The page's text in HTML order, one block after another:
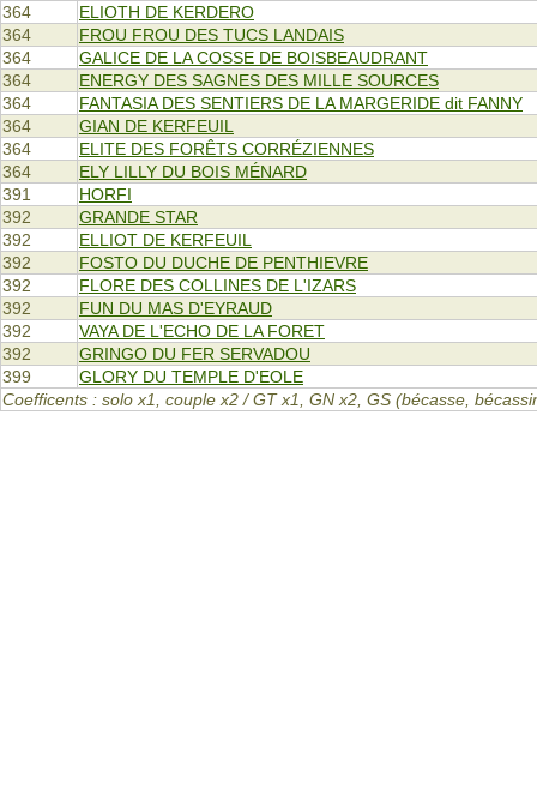
364
ELIOTH DE KERDERO
364
FROU FROU DES TUCS LANDAIS
364
GALICE DE LA COSSE DE BOISBEAUDRANT
364
ENERGY DES SAGNES DES MILLE SOURCES
364
FANTASIA DES SENTIERS DE LA MARGERIDE dit FANNY
364
GIAN DE KERFEUIL
364
ELITE DES FORÊTS CORRÉZIENNES
364
ELY LILLY DU BOIS MÉNARD
391
HORFI
392
GRANDE STAR
392
ELLIOT DE KERFEUIL
392
FOSTO DU DUCHE DE PENTHIEVRE
392
FLORE DES COLLINES DE L'IZARS
392
FUN DU MAS D'EYRAUD
392
VAYA DE L'ECHO DE LA FORET
392
GRINGO DU FER SERVADOU
399
GLORY DU TEMPLE D'EOLE
Coefficents : solo x1, couple x2 / GT x1, GN x2, GS (bécasse,